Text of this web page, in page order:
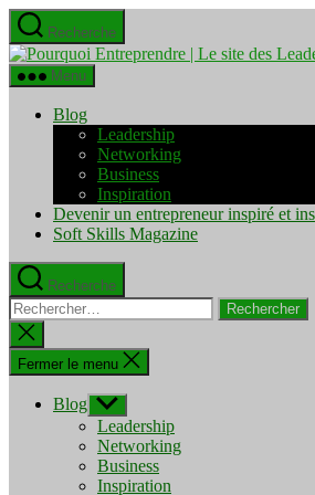
Aller
au
contenu
Recherche
Menu
Blog
Leadership
Networking
Business
Inspiration
Devenir un entrepreneur inspiré et
Soft Skills Magazine
Recherche
Rechercher :
Fermer
la
recherche
Fermer le menu
Blog Afficher
le
sous-
menu
Leadership
Networking
Business
Inspiration